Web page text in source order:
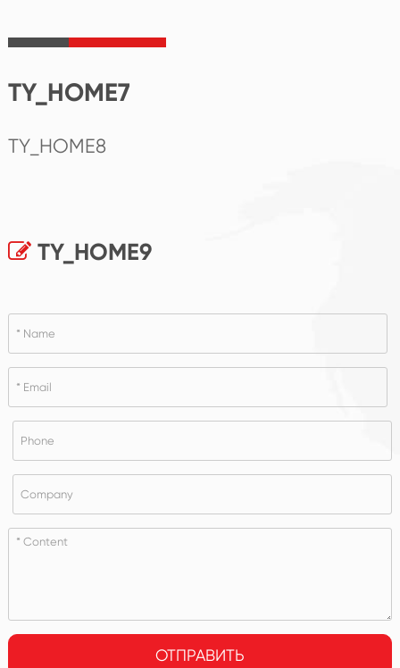
TY_HOME7
TY_HOME8
TY_HOME9
ОТПРАВИТЬ